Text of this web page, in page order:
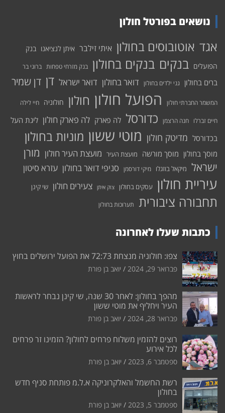
נושאים בפורטל חולון
אגד אוטובוסים בחולון איתי זילבר איתן לנציאנו בנק
הפועלים בנקים בנקים בחולון בנק מזרחי טפחות ברוני בר
ברים בחולון גני ילדים בחולון דואר בחולון דואר ישראל דן דן שמיר
המשמר החברתי חולון הפועל חולון חולון חולוניה חיי לילה
חיים זברלו חנה הרצמן כדורסל לה פארק לה פארק חולון ליגת העל
בכדורסל מדיטק חולון מוטי ששון מוניות בחולון
מוסך בחולון מוסך מורשה מועצת העיר מועצת העיר חולון מורן
ישראל מיקאל בוזגלו מיקי דורסמן סניפי דואר בחולון עזרא סיטון
עיריית חולון עסקים בחולון צוק איתן צעירים חולון שי קינן
תחבורה ציבורית תערוכות בחולון
כתבות שעלו לאחרונה
צפו: חולוניה מנצחת 72:73 את הפועל ירושלים בחוץ
פברואר 29, 2024 יואב בן פורת
מהפך בחולון: לאחר 30 שנה, שי קינן נבחר לראשות
העיר ויחליף את מוטי ששון
פברואר 28, 2024 יואב בן פורת
רוצים להזמין משלוח פרחים לחולון? הזמינו זר פרחים
לכל אירוע
ספטמבר 6, 2023 יואב בן פורת
רשת החשמל והאלקרוניקה א.ל.מ פותחת סניף חדש
בחולון
ספטמבר 5, 2023 יואב בן פורת